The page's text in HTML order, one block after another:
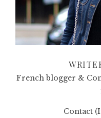
French blogger &
Contact